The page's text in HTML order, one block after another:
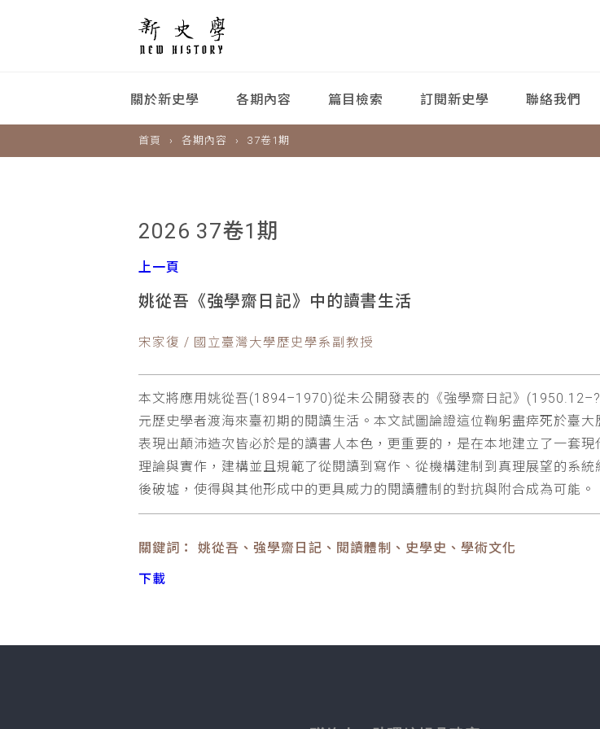
關於新史學 各期內容 篇目檢索 訂閱新史學 聯絡我們
首頁 各期內容 37卷1期
2026 37卷1期
上一頁
姚從吾《強學齋日記》中的讀書生活
宋家復 / 國立臺灣大學歷史學系副教授
本文將應用姚從吾(1894–1970)從未公開發表的《強學齋日記》
元歷史學者渡海來臺初期的閱讀生活。本文試圖論證這位鞠躬盡瘁死於臺
表現出顛沛造次皆必於是的讀書人本色，更重要的，是在本地建立了一套
理論與實作，建構並且規範了從閱讀到寫作、從機構建制到真理展望的系
後破墟，使得與其他形成中的更具威力的閱讀體制的對抗與附合成為可能。
關鍵詞： 姚從吾、強學齋日記、閱讀體制、史學史、學術文化
下載